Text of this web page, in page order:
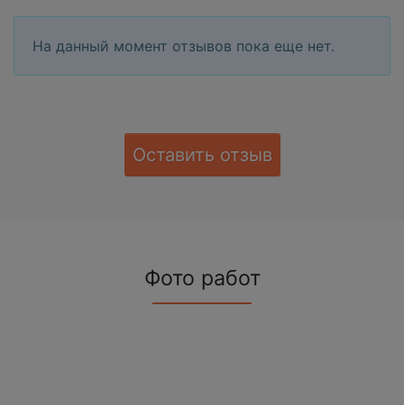
На данный момент отзывов пока еще нет.
Оставить отзыв
Фото работ